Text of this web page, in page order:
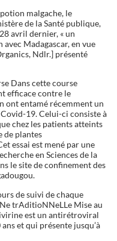
malgache, le
de la Santé publique,
avril dernier, « un
Madagascar, en vue
Ndlr.] présenté
Dans cette course
efficace contre le
ont entamé récemment un
19. Celui-ci consiste à
chez les patients atteints
de plantes
essai est mené par une
en Sciences de la
le site de confinement des
de suivi de chaque
trAditioNNeLLe Mise au
est un antirétroviral
et qui présente jusqu’à